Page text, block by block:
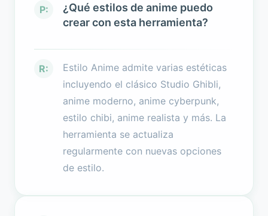
P:
¿Qué estilos de anime puedo
crear con esta herramienta?
R:
Estilo Anime admite varias estéticas
incluyendo el clásico Studio Ghibli,
anime moderno, anime cyberpunk,
estilo chibi, anime realista y más. La
herramienta se actualiza
regularmente con nuevas opciones
de estilo.